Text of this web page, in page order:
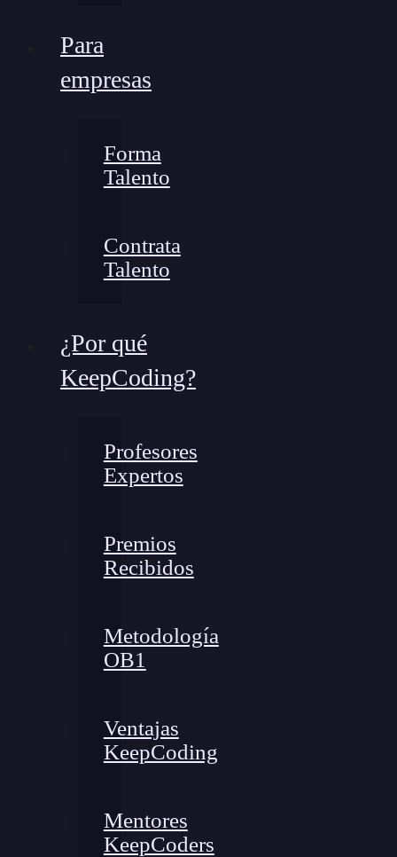
Para
empresas
Forma
Talento
Contrata
Talento
¿Por qué
KeepCoding?
Profesores
Expertos
Premios
Recibidos
Metodología
OB1
Ventajas
KeepCoding
Mentores
KeepCoders